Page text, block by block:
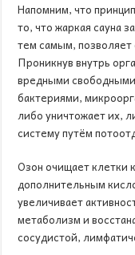
Напомним, что
то, что жаркая сауна
тем самым, позволяет
Проникнув внутрь
вредными
бактериями,
либо уничтожает их,
систему путём
Озон очищает клетки
дополнительным
увеличивает
метаболизм и
сосудистой,